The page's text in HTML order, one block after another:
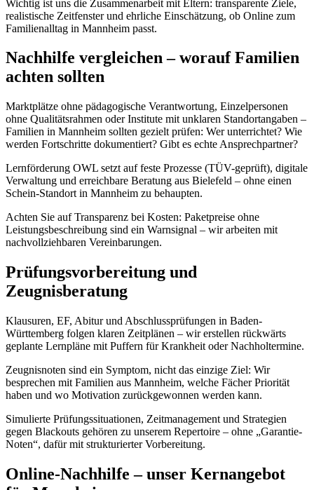
Wichtig ist uns die Zusammenarbeit mit Eltern: transparente Ziele,
realistische Zeitfenster und ehrliche Einschätzung, ob Online zum
Familienalltag in Mannheim passt.
Nachhilfe vergleichen – worauf Familien
achten sollten
Marktplätze ohne pädagogische Verantwortung, Einzelpersonen
ohne Qualitätsrahmen oder Institute mit unklaren Standortangaben –
Familien in Mannheim sollten gezielt prüfen: Wer unterrichtet? Wie
werden Fortschritte dokumentiert? Gibt es echte Ansprechpartner?
Lernförderung OWL setzt auf feste Prozesse (TÜV-geprüft), digitale
Verwaltung und erreichbare Beratung aus Bielefeld – ohne einen
Schein-Standort in Mannheim zu behaupten.
Achten Sie auf Transparenz bei Kosten: Paketpreise ohne
Leistungsbeschreibung sind ein Warnsignal – wir arbeiten mit
nachvollziehbaren Vereinbarungen.
Prüfungsvorbereitung und
Zeugnisberatung
Klausuren, EF, Abitur und Abschlussprüfungen in Baden-
Württemberg folgen klaren Zeitplänen – wir erstellen rückwärts
geplante Lernpläne mit Puffern für Krankheit oder Nachholtermine.
Zeugnisnoten sind ein Symptom, nicht das einzige Ziel: Wir
besprechen mit Familien aus Mannheim, welche Fächer Priorität
haben und wo Motivation zurückgewonnen werden kann.
Simulierte Prüfungssituationen, Zeitmanagement und Strategien
gegen Blackouts gehören zu unserem Repertoire – ohne „Garantie-
Noten“, dafür mit strukturierter Vorbereitung.
Online-Nachhilfe – unser Kernangebot